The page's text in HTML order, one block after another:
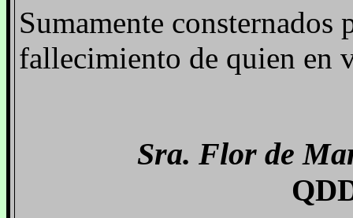
Sumamente consternados
fallecimiento de quien en
Sra. Flor de